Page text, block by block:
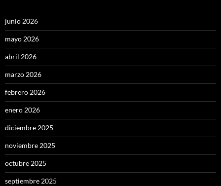
junio 2026
mayo 2026
abril 2026
marzo 2026
febrero 2026
enero 2026
diciembre 2025
noviembre 2025
octubre 2025
septiembre 2025